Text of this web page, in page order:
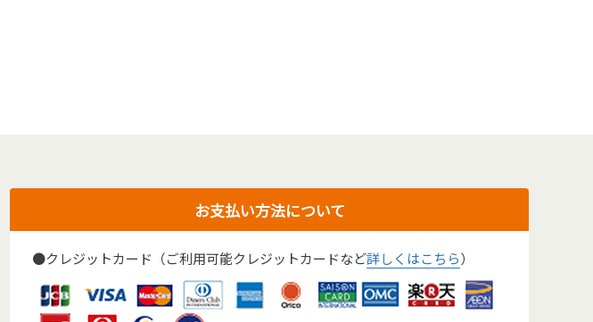
お支払い方法について
●クレジットカード（ご利用可能クレジットカードなど詳しくはこちら）